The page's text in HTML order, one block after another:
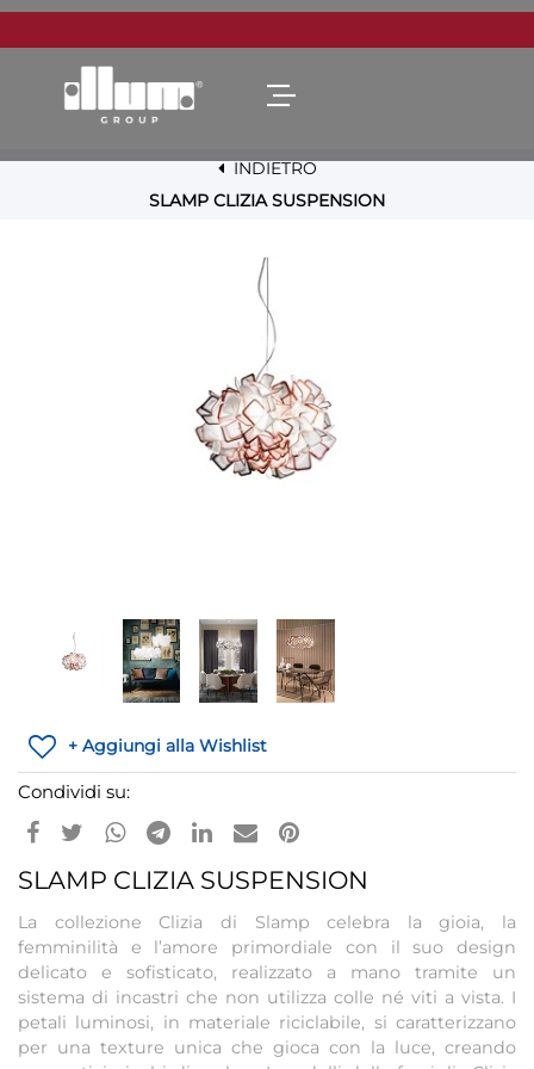
Open menu
INDIETRO
SLAMP CLIZIA SUSPENSION
+ Aggiungi alla Wishlist
Condividi su:
SLAMP CLIZIA SUSPENSION
La collezione Clizia di Slamp celebra la gioia, la
femminilità e l’amore primordiale con il suo design
delicato e sofisticato, realizzato a mano tramite un
sistema di incastri che non utilizza colle né viti a vista. I
petali luminosi, in materiale riciclabile, si caratterizzano
per una texture unica che gioca con la luce, creando